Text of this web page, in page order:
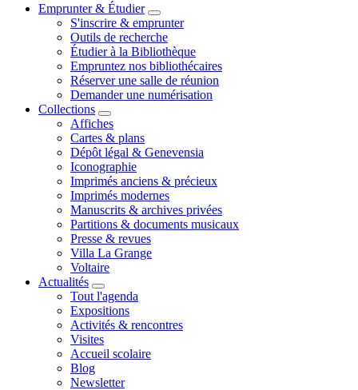
Emprunter & Étudier
S'inscrire & emprunter
Outils de recherche
Étudier à la Bibliothèque
Empruntez nos bibliothécaires
Réserver une salle de réunion
Demander une numérisation
Collections
Affiches
Cartes & plans
Dépôt légal & Genevensia
Iconographie
Imprimés anciens & précieux
Imprimés modernes
Manuscrits & archives privées
Partitions & documents musicaux
Presse & revues
Villa La Grange
Voltaire
Actualités
Tout l'agenda
Expositions
Activités & rencontres
Visites
Accueil scolaire
Blog
Newsletter